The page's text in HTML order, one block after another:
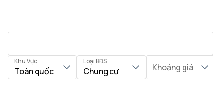
Khu Vực
Toàn quốc
Loại BĐS
Chung cư Khoảng giá